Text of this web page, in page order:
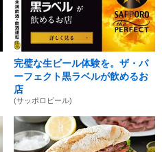
完璧な生ビール体験を。ザ・パ
ーフェクト黒ラベルが飲めるお
店
(サッポロビール)